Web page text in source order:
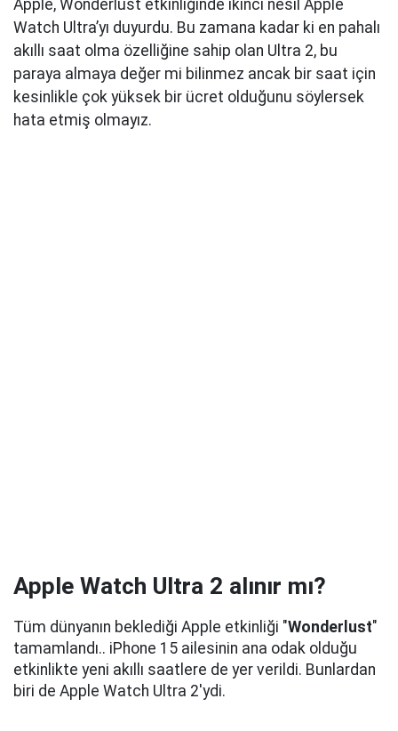
Apple, Wonderlust etkinliğinde ikinci nesil Apple
Watch Ultra’yı duyurdu. Bu zamana kadar ki en pahalı
akıllı saat olma özelliğine sahip olan Ultra 2, bu
paraya almaya değer mi bilinmez ancak bir saat için
kesinlikle çok yüksek bir ücret olduğunu söylersek
hata etmiş olmayız.
Apple Watch Ultra 2 alınır mı?
Tüm dünyanın beklediği Apple etkinliği "Wonderlust"
tamamlandı.. iPhone 15 ailesinin ana odak olduğu
etkinlikte yeni akıllı saatlere de yer verildi. Bunlardan
biri de Apple Watch Ultra 2'ydi.